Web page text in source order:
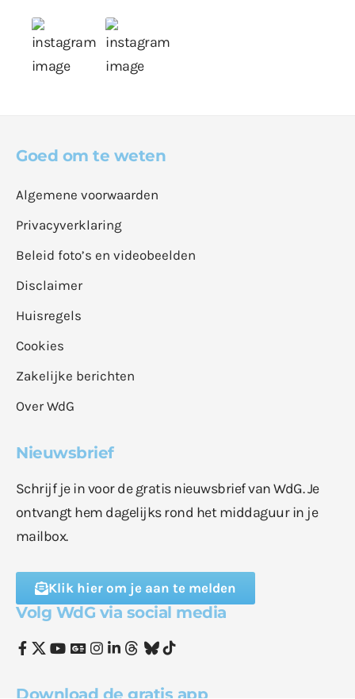
Goed om te weten
Algemene voorwaarden
Privacyverklaring
Beleid foto’s en videobeelden
Disclaimer
Huisregels
Cookies
Zakelijke berichten
Over WdG
Nieuwsbrief
Schrijf je in voor de gratis nieuwsbrief van WdG. Je
ontvangt hem dagelijks rond het middaguur in je
mailbox.
Klik hier om je aan te melden
Volg WdG via social media
Download de gratis app